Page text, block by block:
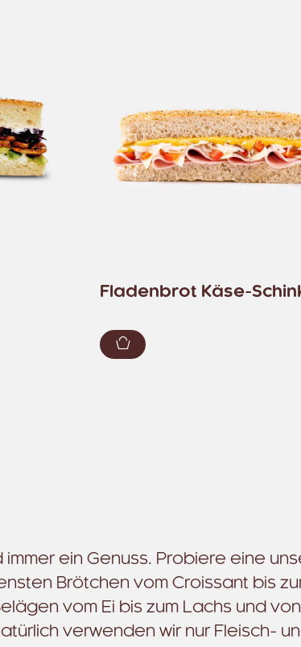
Fladenbrot Käse-
Zum Warenkorb
immer ein Genuss. Probiere eine
Brötchen vom Croissant bis
vom Ei bis zum Lachs und
verwenden wir nur Fleisch-